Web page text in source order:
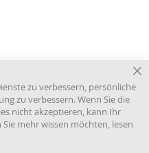
Register
zu verbessern, persönliche
zu verbessern. Wenn Sie die
nicht akzeptieren, kann Ihr
mehr wissen möchten, lesen